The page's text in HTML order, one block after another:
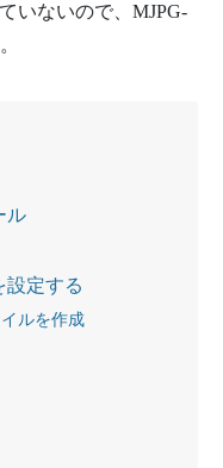
いないので、MJPG-
ル
設定する
ルを作成